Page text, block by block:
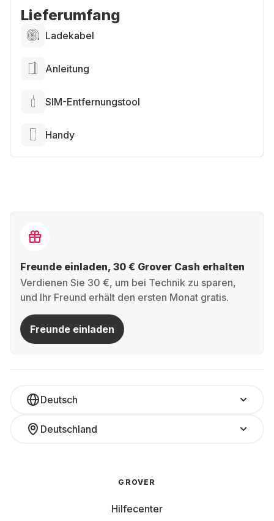
Lieferumfang
Ladekabel
Anleitung
SIM-Entfernungstool
Handy
Freunde einladen, 30 € Grover Cash erhalten
Verdienen Sie 30 €, um bei Technik zu sparen,
und Ihr Freund erhält den ersten Monat gratis.
Freunde einladen
Deutsch
Deutschland
GROVER
Hilfecenter